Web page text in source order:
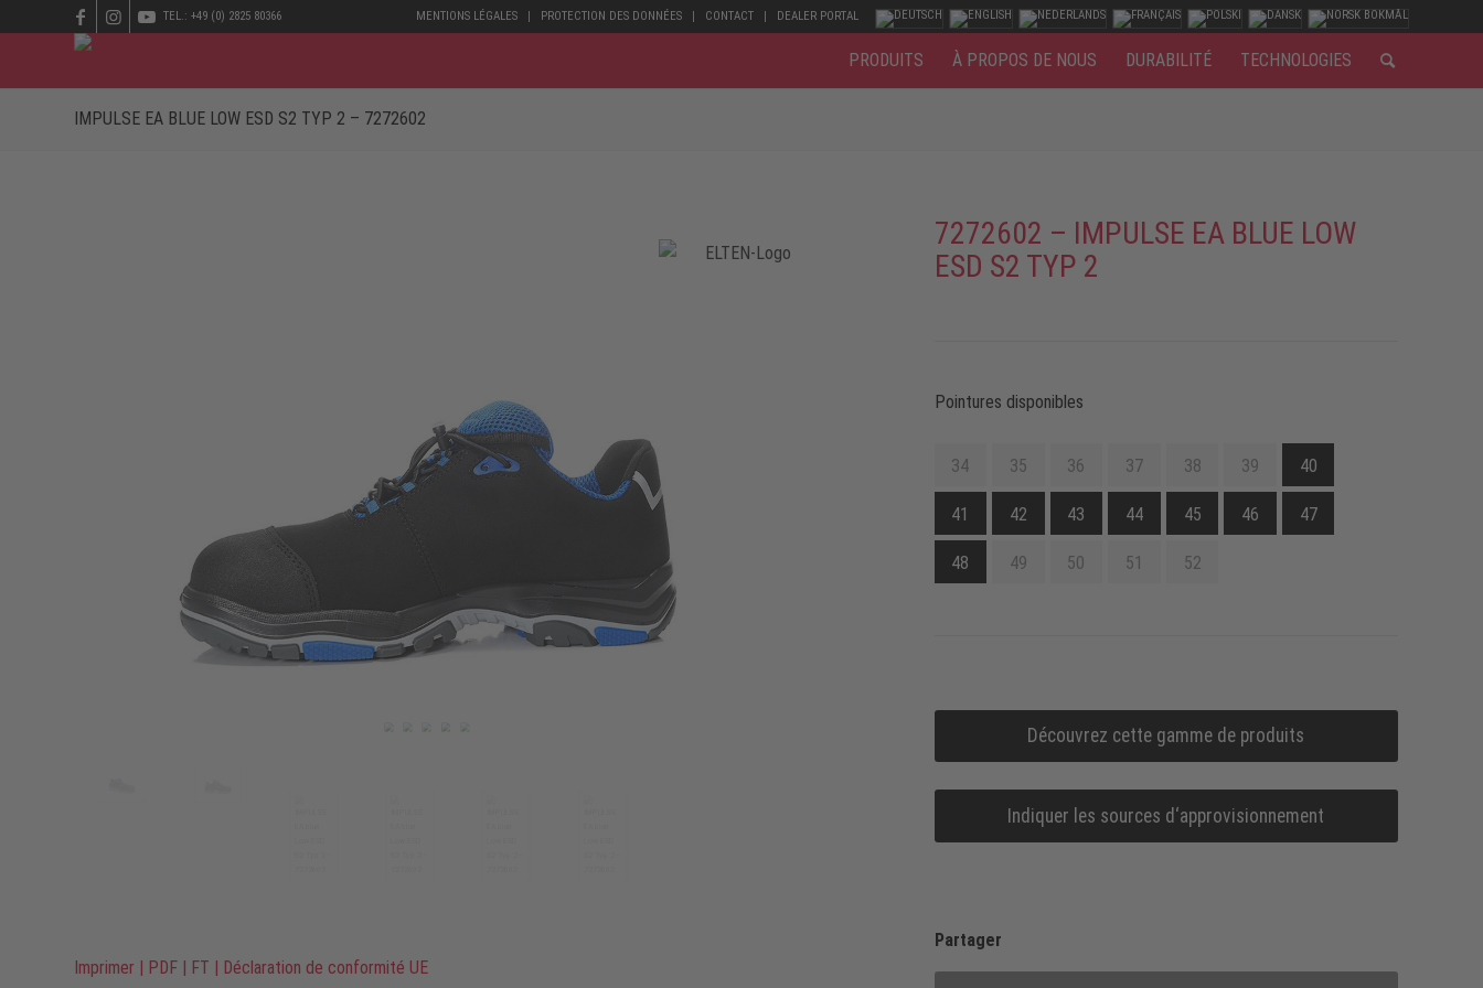
MENTIONS LÉGALES PROTECTION DES DONNÉES CONTACT DEALER PORTAL
TEL.: +49 (0) 2825 80366
PRODUITS À PROPOS DE NOUS DURABILITÉ TECHNOLOGIES
IMPULSE EA BLUE LOW ESD S2 TYP 2 – 7272602
Imprimer | PDF | FT | Déclaration de conformité UE
7272602 – IMPULSE EA BLUE LOW
ESD S2 TYP 2
Pointures disponibles
34 35 36 37 38 39 40
41 42 43 44 45 46 47
48 49 50 51 52
Découvrez cette gamme de produits
Indiquer les sources d‘approvisionnement
Partager